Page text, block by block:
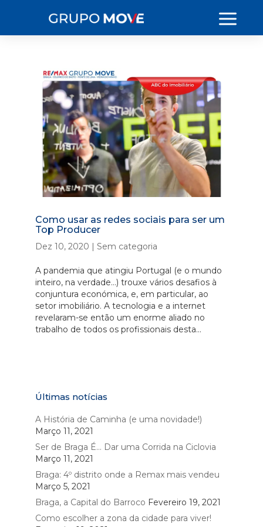
Como usar as redes sociais para ser um
Top Producer
Dez 10, 2020 | Sem categoria
A pandemia que atingiu Portugal (e o mundo
inteiro, na verdade…) trouxe vários desafios à
conjuntura económica, e, em particular, ao
setor imobiliário. A tecnologia e a internet
revelaram-se então um enorme aliado no
trabalho de todos os profissionais desta...
Últimas notícias
A História de Caminha (e uma novidade!)
Março 11, 2021
Ser de Braga É… Dar uma Corrida na Ciclovia
Março 11, 2021
Braga: 4º distrito onde a Remax mais vendeu
Março 5, 2021
Braga, a Capital do Barroco Fevereiro 19, 2021
Como escolher a zona da cidade para viver!